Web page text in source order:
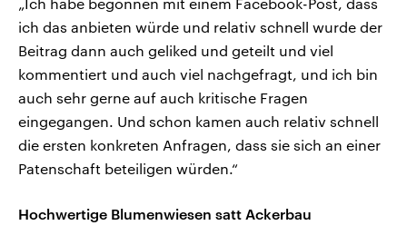
„Ich habe begonnen mit einem Facebook-Post, dass
ich das anbieten würde und relativ schnell wurde der
Beitrag dann auch geliked und geteilt und viel
kommentiert und auch viel nachgefragt, und ich bin
auch sehr gerne auf auch kritische Fragen
eingegangen. Und schon kamen auch relativ schnell
die ersten konkreten Anfragen, dass sie sich an einer
Patenschaft beteiligen würden.“
Hochwertige Blumenwiesen satt Ackerbau